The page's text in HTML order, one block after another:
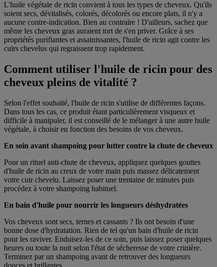
L'huile végétale de ricin convient à tous les types de cheveux. Qu'ils
soient secs, dévitalisés, colorés, décolorés ou encore plats, il n'y a
aucune contre-indication. Bien au contraire ! D'ailleurs, sachez que
même les cheveux gras auraient tort de s'en priver. Grâce à ses
propriétés purifiantes et assainissantes, l'huile de ricin agit contre les
cuirs chevelus qui regraissent trop rapidement.
Comment utiliser l'huile de ricin pour des
cheveux pleins de vitalité ?
Selon l'effet souhaité, l'huile de ricin s'utilise de différentes façons.
Dans tous les cas, ce produit étant particulièrement visqueux et
difficile à manipuler, il est conseillé de le mélanger à une autre huile
végétale, à choisir en fonction des besoins de vos cheveux.
En soin avant shampoing pour lutter contre la chute de cheveux
Pour un rituel anti-chute de cheveux, appliquez quelques gouttes
d'huile de ricin au creux de votre main puis massez délicatement
votre cuir chevelu. Laissez poser une trentaine de minutes puis
procédez à votre shampoing habituel.
En bain d'huile pour nourrir les longueurs déshydratées
Vos cheveux sont secs, ternes et cassants ? Ils ont besoin d'une
bonne dose d'hydratation. Rien de tel qu'un bain d'huile de ricin
pour les raviver. Enduisez-les de ce soin, puis laissez poser quelques
heures ou toute la nuit selon l'état de sécheresse de votre crinière.
Terminez par un shampoing avant de retrouver des longueurs
douces et brillantes.